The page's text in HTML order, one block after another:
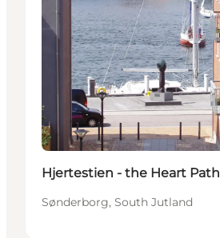
Hjertestien - the Heart Path
Sønderborg, South Jutland